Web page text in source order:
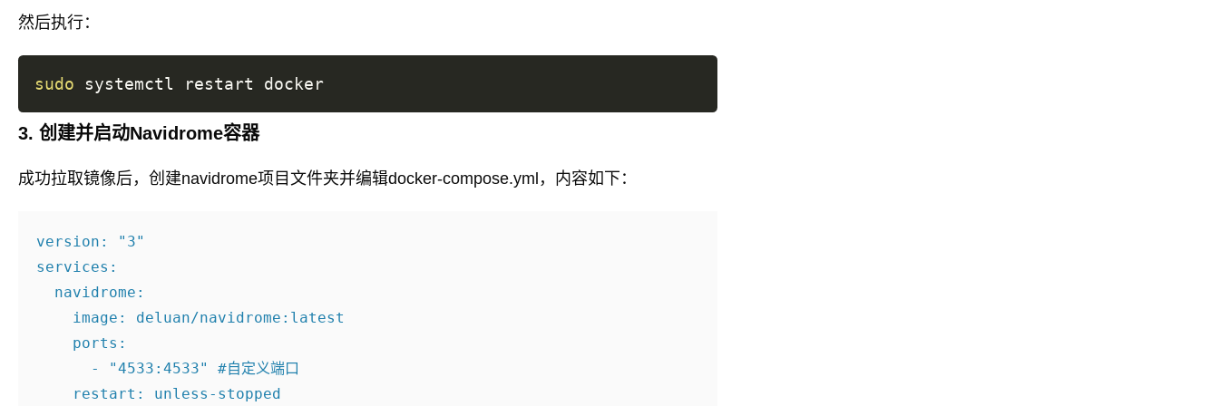
然后执行：
sudo
3. 创建并启动Navidrome容器
成功拉取镜像后，创建navidrome项目文件夹并编辑docker-compose.yml，内容如下：
version: "3"
services:
  navidrome:
    image: deluan/navidrome:latest
    ports:
      - "4533:4533" #自定义端口
    restart: unless-stopped